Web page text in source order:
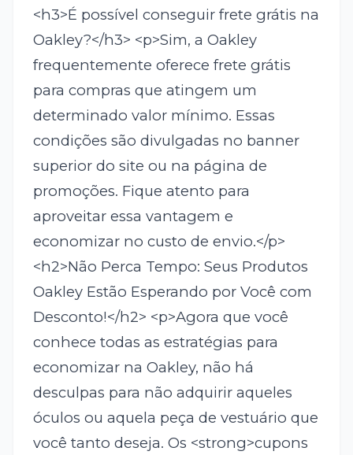
<h3>É possível conseguir frete grátis na
Oakley?</h3> <p>Sim, a Oakley
frequentemente oferece frete grátis
para compras que atingem um
determinado valor mínimo. Essas
condições são divulgadas no banner
superior do site ou na página de
promoções. Fique atento para
aproveitar essa vantagem e
economizar no custo de envio.</p>
<h2>Não Perca Tempo: Seus Produtos
Oakley Estão Esperando por Você com
Desconto!</h2> <p>Agora que você
conhece todas as estratégias para
economizar na Oakley, não há
desculpas para não adquirir aqueles
óculos ou aquela peça de vestuário que
você tanto deseja. Os <strong>cupons